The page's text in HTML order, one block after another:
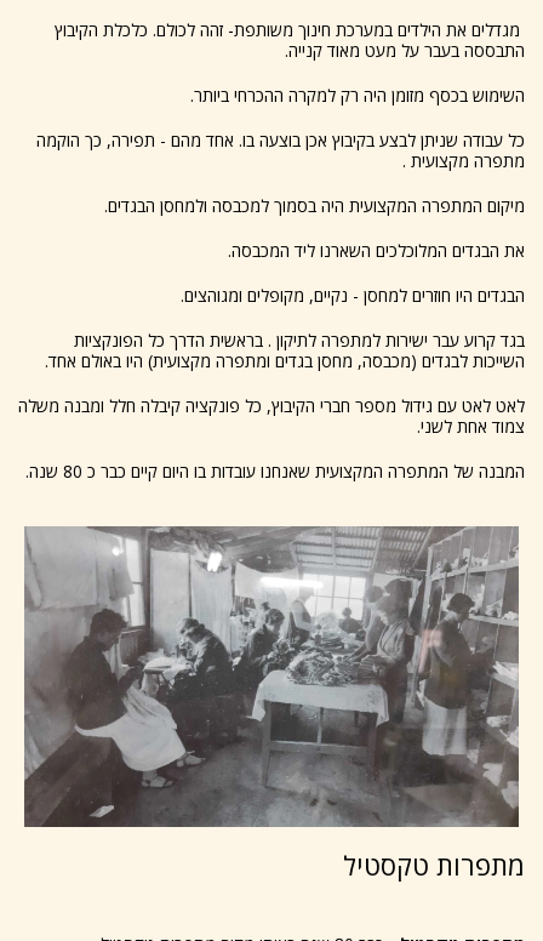
מגדלים את הילדים במערכת חינוך משותפת- זהה לכולם. כלכלת הקיבוץ
התבססה בעבר על מעט מאוד קנייה.
השימוש בכסף מזומן היה רק למקרה ההכרחי ביותר.
כל עבודה שניתן לבצע בקיבוץ אכן בוצעה בו. אחד מהם - תפירה, כך הוקמה
מתפרה מקצועית .
מיקום המתפרה המקצועית היה בסמוך למכבסה ולמחסן הבגדים.
את הבגדים המלוכלכים השארנו ליד המכבסה.
הבגדים היו חוזרים למחסן - נקיים, מקופלים ומגוהצים.
בגד קרוע עבר ישירות למתפרה לתיקון . בראשית הדרך כל הפונקציות
השייכות לבגדים (מכבסה, מחסן בגדים ומתפרה מקצועית) היו באולם אחד.
לאט לאט עם גידול מספר חברי הקיבוץ, כל פונקציה קיבלה חלל ומבנה משלה
צמוד אחת לשני.
המבנה של המתפרה המקצועית שאנחנו עובדות בו היום קיים כבר כ 80 שנה.
מתפרות טקסטיל